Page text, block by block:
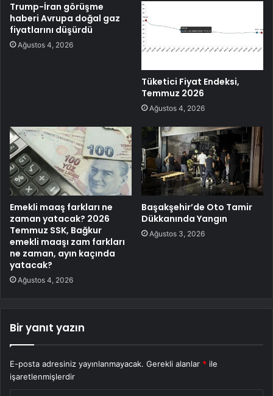
Trump-İran görüşme
haberi Avrupa doğal gaz
fiyatlarını düşürdü
Ağustos 4, 2026
Tüketici Fiyat Endeksi,
Temmuz 2026
Ağustos 4, 2026
Emekli maaş farkları ne
zaman yatacak? 2026
Temmuz SSK, Bağkur
emekli maaşı zam farkları
ne zaman, ayın kaçında
yatacak?
Ağustos 4, 2026
Başakşehir’de Oto Tamir
Dükkanında Yangın
Ağustos 3, 2026
Bir yanıt yazın
E-posta adresiniz yayınlanmayacak. Gerekli alanlar * ile
işaretlenmişlerdir